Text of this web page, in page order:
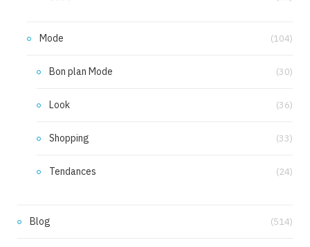
Mode (104)
Bon plan Mode (30)
Look (36)
Shopping (33)
Tendances (24)
Blog (514)